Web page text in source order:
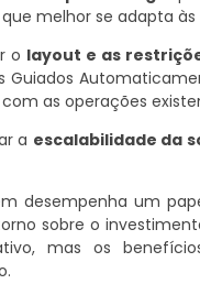
melhor se adapta às
o layout e as
Guiados
as operações
a escalabilidade da
desempenha um
sobre o
mas os